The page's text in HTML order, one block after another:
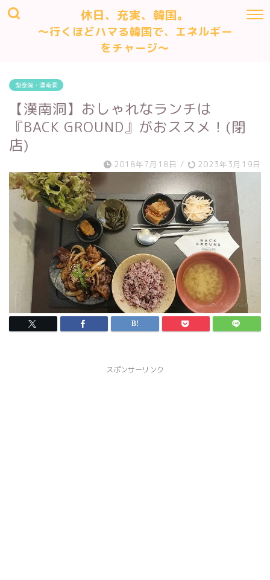
休日、充実、韓国。
～行くほどハマる韓国で、エネルギー
をチャージ～
梨泰院・漢南洞
【漢南洞】おしゃれなランチは
『BACK GROUND』がおススメ！(閉
店)
2018年7月18日 / 2023年3月19日
スポンサーリンク